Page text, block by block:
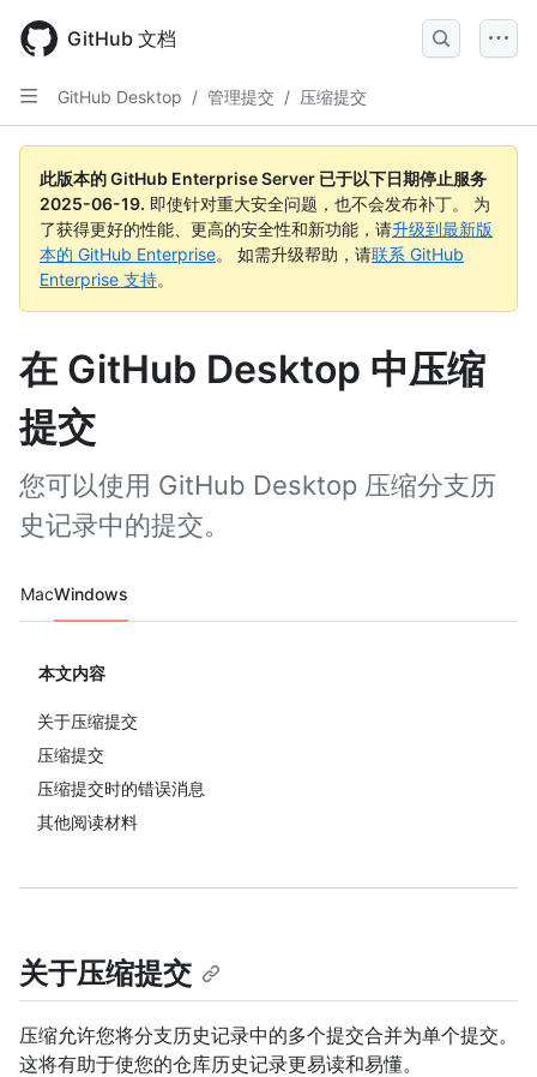
main
content
GitHub 文档
GitHub Desktop / 管理提交 / 压缩提交
此版本的 GitHub Enterprise Server 已于以下日期停止服务
2025-06-19. 即使针对重大安全问题，也不会发布补丁。 为
了获得更好的性能、更高的安全性和新功能，请升级到最新版
本的 GitHub Enterprise。 如需升级帮助，请联系 GitHub
Enterprise 支持。
在 GitHub Desktop 中压缩
提交
您可以使用 GitHub Desktop 压缩分支历
史记录中的提交。
Platform navigation
MacWindows
本文内容
关于压缩提交
压缩提交
压缩提交时的错误消息
其他阅读材料
关于压缩提交
压缩允许您将分支历史记录中的多个提交合并为单个提交。
这将有助于使您的仓库历史记录更易读和易懂。